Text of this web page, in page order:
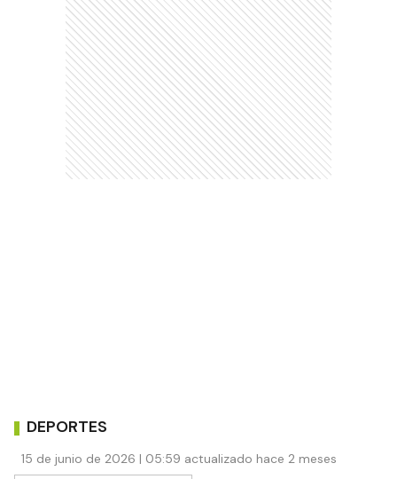
DEPORTES
15 de junio de 2026 | 05:59 actualizado hace 2 meses